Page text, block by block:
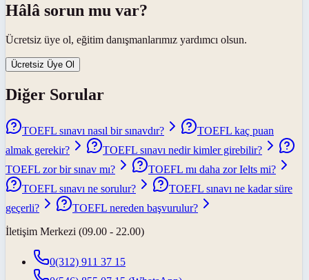
Hâlâ sorun mu var?
Ücretsiz üye ol, eğitim danışmanlarımız yardımcı olsun.
Ücretsiz Üye Ol
Diğer Sorular
TOEFL sınavı nasıl bir sınavdır?
TOEFL kaç puan
almak gerekir?
TOEFL sınavı nedir kimler girebilir?
TOEFL zor bir sınav mı?
TOEFL mı daha zor Ielts mi?
TOEFL sınavı ne sorulur?
TOEFL sınavı ne kadar süre
geçerli?
TOEFL nereden başvurulur?
İletişim Merkezi (09.00 - 22.00)
0(312) 911 37 15